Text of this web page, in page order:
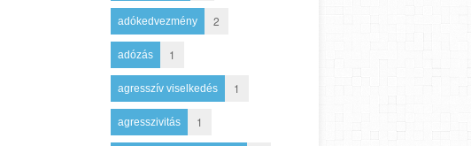
adókedvezmény 2
adózás 1
agresszív viselkedés 1
agresszivitás 1